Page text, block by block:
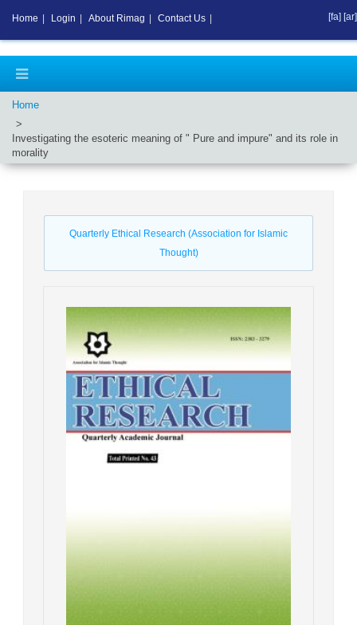
Home
Investigating the esoteric meaning of " Pure and impure" and its role in
morality
Quarterly Ethical Research (Association for Islamic
Thought)
Home Login About Rimag Contact Us [fa] [ar]